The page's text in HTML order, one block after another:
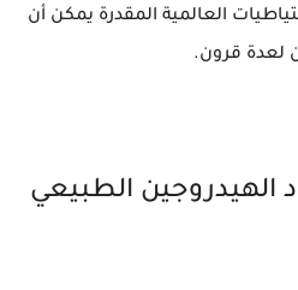
العالمية المقدرة يمكن أن
لعدة قرون.
الهيدروجين الطبيعي